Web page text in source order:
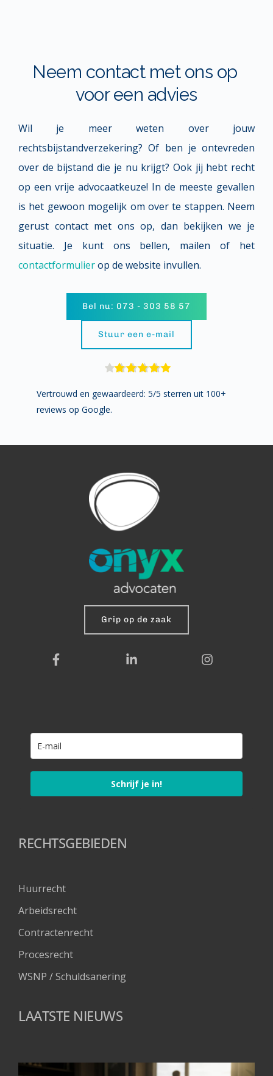
Neem contact met ons op
voor een advies
Wil je meer weten over jouw
rechtsbijstandverzekering? Of ben je ontevreden
over de bijstand die je nu krijgt? Ook jij hebt recht
op een vrije advocaatkeuze! In de meeste gevallen
is het gewoon mogelijk om over te stappen. Neem
gerust contact met ons op, dan bekijken we je
contactformulier op de website invullen.
Bel nu: 073 - 303 58 57
Stuur een e-mail
Vertrouwd en gewaardeerd: 5/5 sterren uit 100+
reviews op Google.
Grip op de zaak
Schrijf je in!
RECHTSGEBIEDEN
Huurrecht
Arbeidsrecht
Contractenrecht
Procesrecht
WSNP / Schuldsanering
LAATSTE NIEUWS